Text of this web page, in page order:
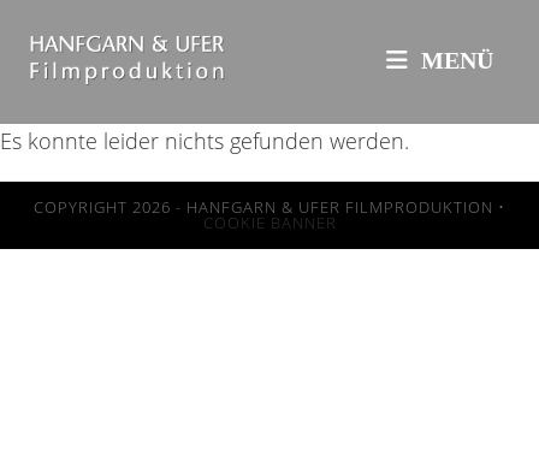
Inhalt
springen
MENÜ
Es konnte leider nichts gefunden werden.
COPYRIGHT 2026 - HANFGARN & UFER FILMPRODUKTION •
COOKIE BANNER